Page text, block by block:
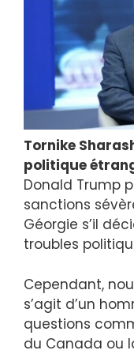
Tornike
politique
Donald Trump
sanctions
Géorgie s’il
troubles
Cependant,
s’agit d’un
questions
du Canada ou